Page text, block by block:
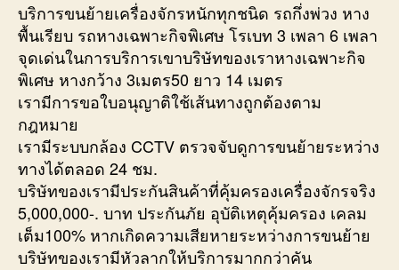
บริการขนย้ายเครื่องจักรหนักทุกชนิด รถกึ่งพ่วง หาง
พื้นเรียบ รถหางเฉพาะกิจพิเศษ โรเบท 3 เพลา 6 เพลา
จุดเด่นในการบริการเขาบริษัทของเราหางเฉพาะกิจ
พิเศษ หางกว้าง 3เมตร50 ยาว 14 เมตร
เรามีการขอใบอนุญาติใช้เส้นทางถูกต้องตาม
กฎหมาย
เรามีระบบกล้อง CCTV ตรวจจับดูการขนย้ายระหว่าง
ทางได้ตลอด 24 ชม.
บริษัทของเรามีประกันสินค้าที่คุ้มครองเครื่องจักรจริง
5,000,000-. บาท ประกันภัย อุบัติเหตุคุ้มครอง เคลม
เต็ม100% หากเกิดความเสียหายระหว่างการขนย้าย
บริษัทของเรามีหัวลากให้บริการมากกว่าคัน